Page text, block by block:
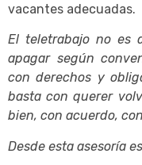
vacantes adecuadas.
El teletrabajo no es
apagar según
con derechos y
basta con querer
bien, con acuerdo,
Desde esta asesoría